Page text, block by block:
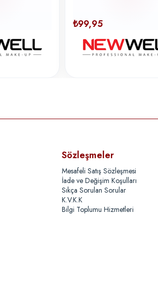
₺99,95
Sözleşmeler
Mesafeli Satış Sözleşmesi
İade ve Değişim Koşulları
Sıkça Sorulan Sorular
K.V.K.K
Bilgi Toplumu Hizmetleri